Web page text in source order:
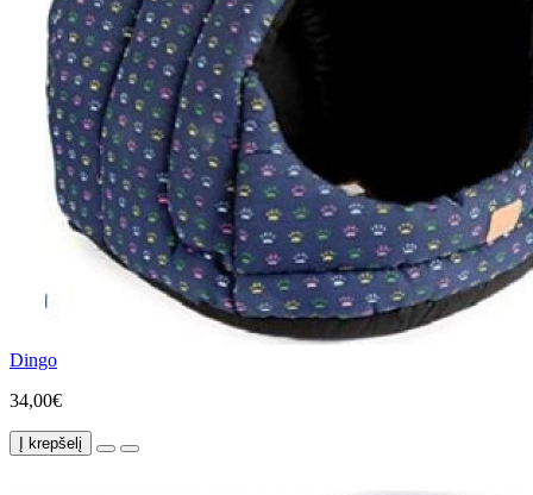
Dingo
34,00€
Į krepšelį